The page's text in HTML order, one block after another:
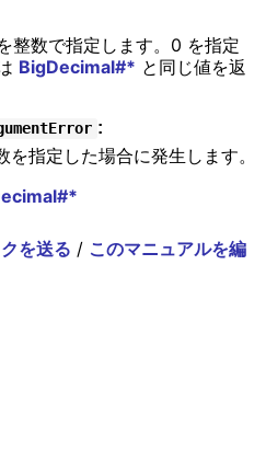
整数で指定します。0 を指定
BigDecimal#* と同じ値を返
:
を指定した場合に発生します。
を送る / このマニュアルを編